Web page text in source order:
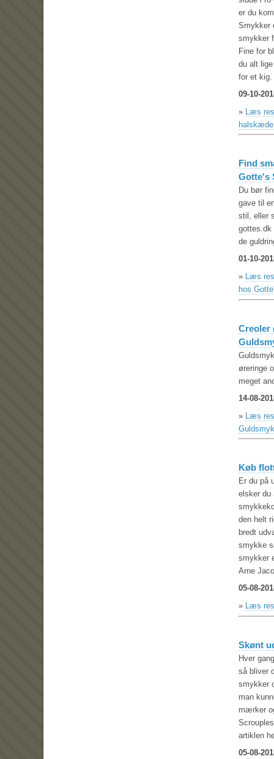
er du
Smykker
smykker
Fine for
du alt
for et kig.
09-10-
» Læs
Find
Gotte's
Du bør
gave til
stil, eller
gottes.dk
de
01-10-
» Læs
hos
Creoler
øreringe
meget
14-08-
» Læs
Køb
Er du på
elsker du
den helt
bredt
smykke
smykker
Arne
05-08-
» Læs
Skønt
Hver
så bliver
smykker
man
mærker
artiklen
05-08-